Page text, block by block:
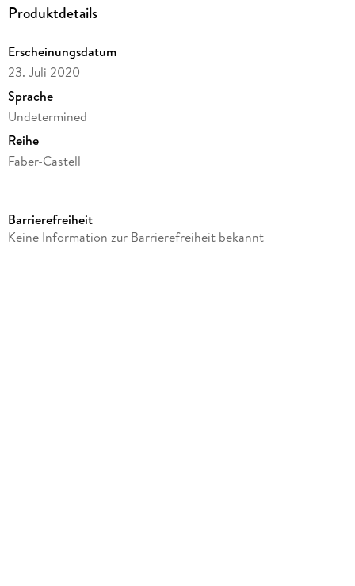
Produktdetails
Erscheinungsdatum
23. Juli 2020
Sprache
Undetermined
Reihe
Faber-Castell
Produktart
Barrierefreiheit
Keine Information zur Barrierefreiheit bekannt